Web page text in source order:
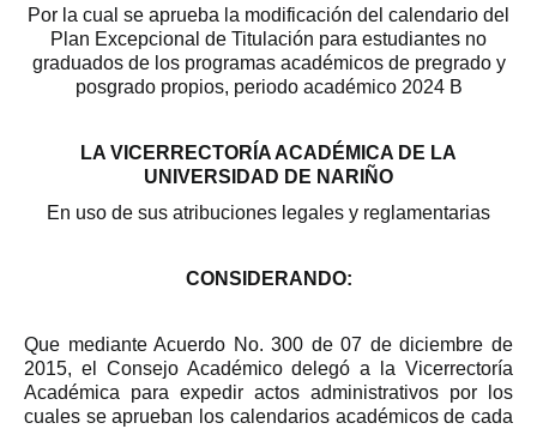
Por la cual se aprueba la modificación del calendario del
Plan Excepcional de Titulación para estudiantes no
graduados de los programas académicos de pregrado y
posgrado propios, periodo académico 2024 B
LA VICERRECTORÍA ACADÉMICA DE LA
UNIVERSIDAD DE NARIÑO
En uso de sus atribuciones legales y reglamentarias
CONSIDERANDO:
Que mediante Acuerdo No. 300 de 07 de diciembre de
2015, el Consejo Académico delegó a la Vicerrectoría
Académica para expedir actos administrativos por los
cuales se aprueban los calendarios académicos de cada